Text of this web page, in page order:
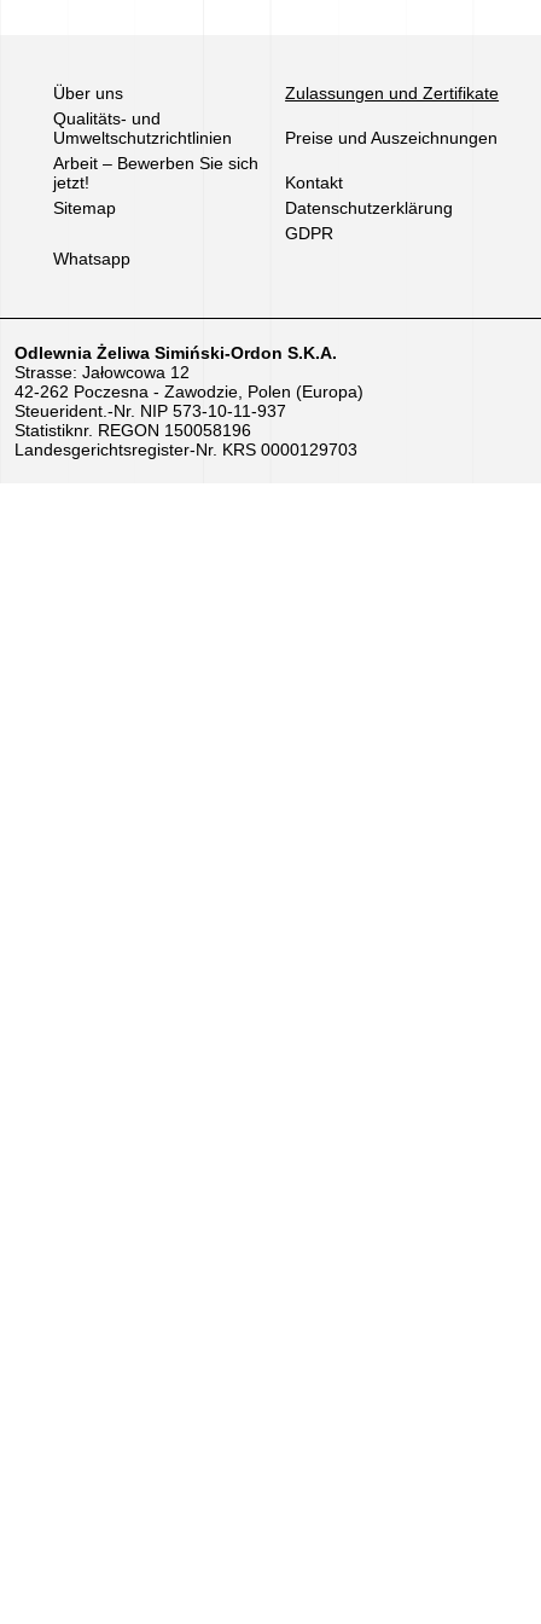
Über uns
Zulassungen und Zertifikate
Qualitäts- und
Umweltschutzrichtlinien
Preise und Auszeichnungen
Arbeit – Bewerben Sie sich
jetzt!
Kontakt
Sitemap
Datenschutzerklärung
GDPR
Whatsapp
Odlewnia Żeliwa Simiński-Ordon S.K.A.
Strasse: Jałowcowa 12
42-262 Poczesna - Zawodzie, Polen (Europa)
Steuerident.-Nr. NIP 573-10-11-937
Statistiknr. REGON 150058196
Landesgerichtsregister-Nr. KRS 0000129703